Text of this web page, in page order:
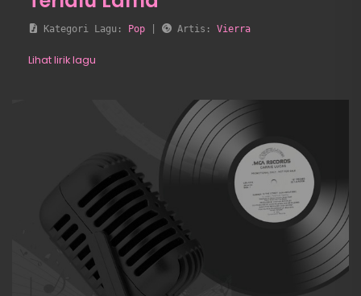
Kategori Lagu: Pop Artis: Vierra
Lihat lirik lagu